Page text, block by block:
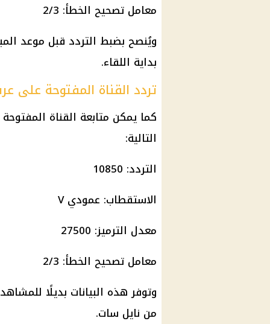
معامل تصحيح الخطأ: 2/3
ويُنصح بضبط التردد قبل موعد
بداية اللقاء.
تردد القناة المفتوحة على
كما يمكن متابعة القناة
التالية:
التردد: 10850
الاستقطاب: عمودي V
معدل الترميز: 27500
معامل تصحيح الخطأ: 2/3
وتوفر هذه البيانات بديلًا
من نايل سات.